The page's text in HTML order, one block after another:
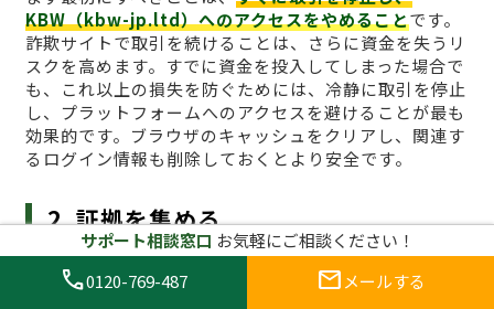
KBW（kbw-jp.ltd）へのアクセスをやめることです。
詐欺サイトで取引を続けることは、さらに資金を失うリ
スクを高めます。すでに資金を投入してしまった場合で
も、これ以上の損失を防ぐためには、冷静に取引を停止
し、プラットフォームへのアクセスを避けることが最も
効果的です。ブラウザのキャッシュをクリアし、関連す
るログイン情報も削除しておくとより安全です。
2. 証拠を集める
詐欺に遭った場合、証拠を集めることが非常に重要
サポート相談窓口 お気軽にご相談ください！
call0120-769-487 mail メールする